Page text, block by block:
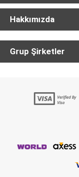
Hakkımızda
Grup Şirketler